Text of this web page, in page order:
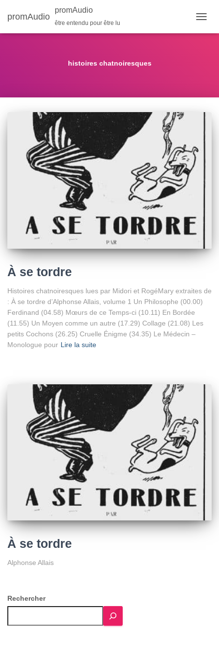
promAudio
promAudio
être entendu pour être lu
LA
histoires chatnoiresques
À se tordre
Histoires chatnoiresques lues par Midori et RogéMary extraites de
: À se tordre d’Alphonse Allais, volume 1 Un Philosophe (00.00)
Ferdinand (04.58) Mœurs de ce Temps-ci (10.11) En Bordée
(11.55) Un Moyen comme un autre (17.29) Collage (21.08) Les
petits Cochons (26.25) Cruelle Énigme (34.35) Le Médecin –
Monologue pour Lire la suite
À se tordre
Alphonse Allais
Rechercher